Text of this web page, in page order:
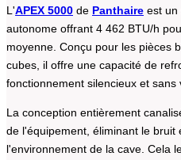
L'APEX 5000 de Panthaire est un
autonome offrant 4 462 BTU/h
moyenne. Conçu pour les pièces
cubes, il offre une capacité de
fonctionnement silencieux et sans
La conception entièrement
de l'équipement, éliminant le bruit
l'environnement de la cave. Cela